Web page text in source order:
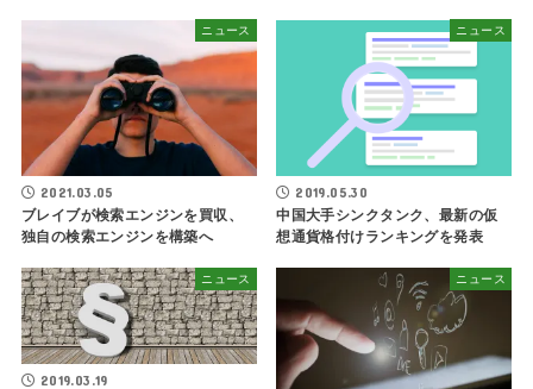
ニュース
2021.03.05
ブレイブが検索エンジンを買収、
独自の検索エンジンを構築へ
ニュース
2019.05.30
中国大手シンクタンク、最新の仮
想通貨格付けランキングを発表
ニュース
2019.03.19
ニュース